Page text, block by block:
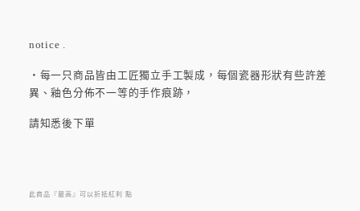
notice .
・每一只商品皆由工匠獨立手工製成，每個瓷器形狀有些許差
異、釉色分佈不一等的手作痕跡，
請知悉後下單
此商品『最高』可以折抵紅利 點